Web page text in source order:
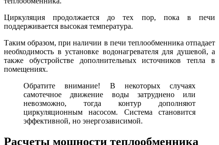
Циркуляция продолжается до тех пор, пока в печи
поддерживается высокая температура.
Таким образом, при наличии в печи теплообменника отпадает
необходимость в установке водонагревателя для душевой, а
также обустройстве дополнительных источников тепла в
помещениях.
Обратите внимание! В некоторых случаях
самотечное движение воды затруднено или
невозможно, тогда контур дополняют
циркуляционным насосом. Система становится
эффективной, но энергозависимой.
Расчеты мощности теплообменника